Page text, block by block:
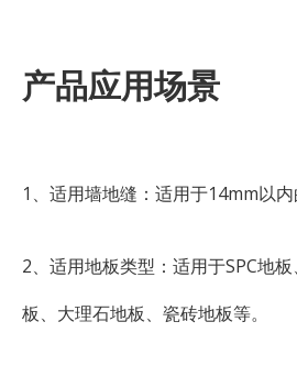
产品应用场景
1、适用墙地缝：适用于14mm以
2、适用地板类型：适用于SPC地
板、大理石地板、瓷砖地板等。